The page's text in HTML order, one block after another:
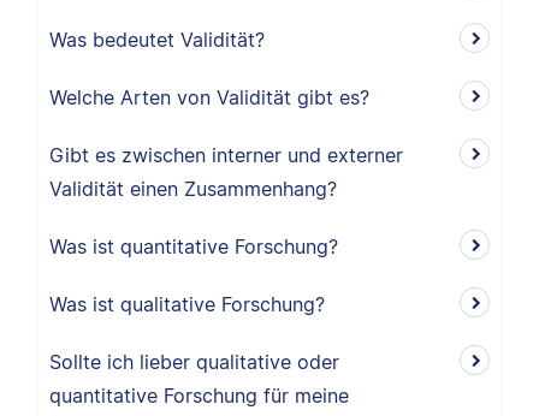
Was bedeutet Validität?
Welche Arten von Validität gibt es?
Gibt es zwischen interner und externer
Validität einen Zusammenhang?
Was ist quantitative Forschung?
Was ist qualitative Forschung?
Sollte ich lieber qualitative oder
quantitative Forschung für meine